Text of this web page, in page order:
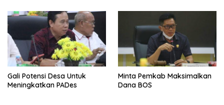
Gali Potensi Desa Untuk
Meningkatkan PADes
Minta Pemkab Maksimalkan
Dana BOS